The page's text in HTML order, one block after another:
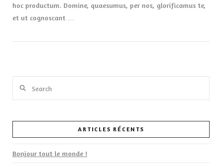
VIEW POST
hoc productum. Domine, quaesumus, per nos, glorificamus te,
et ut cognoscant …
ARTICLES RÉCENTS
Bonjour tout le monde !